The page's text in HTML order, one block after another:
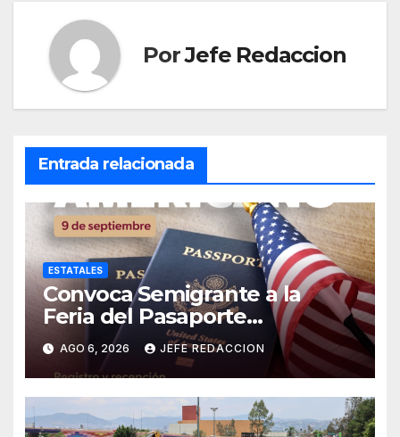
PorJefe Redaccion
Entrada relacionada
ESTATALES
Convoca Semigrante a la
Feria del Pasaporte
Estadounidense 2026
AGO 6, 2026 JEFE REDACCION